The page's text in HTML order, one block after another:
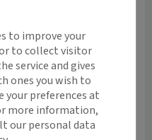
to improve your
to collect visitor
service and gives
ones you wish to
your preferences at
more information,
our personal data